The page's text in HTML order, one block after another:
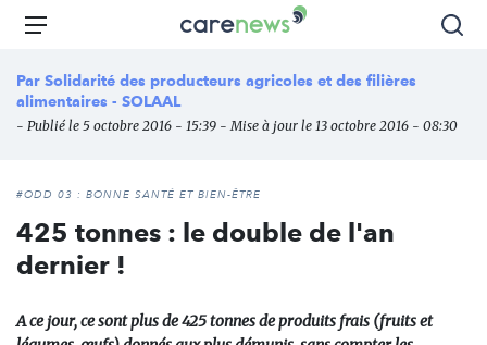
Aller
principal
Carenews,
média
acteurs
Menu
Par Solidarité des producteurs agricoles et des filières
alimentaires - SOLAAL
- Publié le 5 octobre 2016 - 15:39 - Mise à jour le 13 octobre 2016 - 08:30
#ODD 03 : BONNE SANTÉ ET BIEN-ÊTRE
425 tonnes : le double de l'an
dernier !
A ce jour, ce sont plus de 425 tonnes de produits frais (fruits et